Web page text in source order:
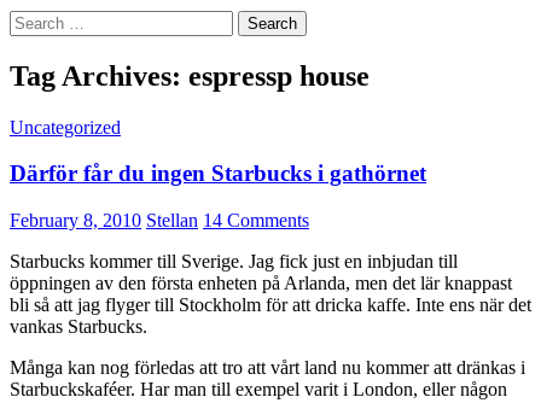
Search
for:
Tag Archives: espressp house
Uncategorized
Därför får du ingen Starbucks i gathörnet
February 8, 2010 Stellan 14 Comments
Starbucks kommer till Sverige. Jag fick just en inbjudan till
öppningen av den första enheten på Arlanda, men det lär knappast
bli så att jag flyger till Stockholm för att dricka kaffe. Inte ens när det
vankas Starbucks.
Många kan nog förledas att tro att vårt land nu kommer att dränkas i
Starbuckskaféer. Har man till exempel varit i London, eller någon